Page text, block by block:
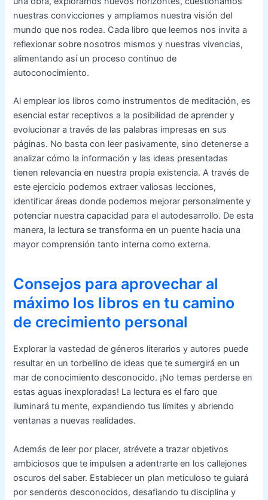
nuestras convicciones y ampliamos nuestra visión del
mundo que nos rodea. Cada libro que leemos nos invita a
reflexionar sobre nosotros mismos y nuestras vivencias,
alimentando así un proceso continuo de
autoconocimiento.
Al emplear los libros como instrumentos de meditación, es
esencial estar receptivos a la posibilidad de aprender y
evolucionar a través de las palabras impresas en sus
páginas. No basta con leer pasivamente, sino detenerse a
analizar cómo la información y las ideas presentadas
tienen relevancia en nuestra propia existencia. A través de
este ejercicio podemos extraer valiosas lecciones,
identificar áreas donde podemos mejorar personalmente y
potenciar nuestra capacidad para el autodesarrollo. De esta
manera, la lectura se transforma en un puente hacia una
mayor comprensión tanto interna como externa.
Consejos para aprovechar al
máximo los libros en tu camino
de crecimiento personal
Explorar la vastedad de géneros literarios y autores puede
resultar en un torbellino de ideas que te sumergirá en un
mar de conocimiento desconocido. ¡No temas perderse en
estas aguas inexploradas! La lectura es el faro que
iluminará tu mente, expandiendo tus límites y abriendo
ventanas a nuevas realidades.
Además de leer por placer, atrévete a trazar objetivos
ambiciosos que te impulsen a adentrarte en los callejones
oscuros del saber. Establecer un plan meticuloso te guiará
por senderos desconocidos, desafiando tu disciplina y